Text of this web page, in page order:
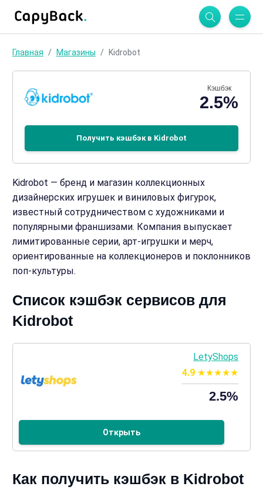
Главная Магазины Kidrobot
Кэшбэк
2.5%
Получить кэшбэк в Kidrobot
Kidrobot — бренд и магазин коллекционных
дизайнерских игрушек и виниловых фигурок,
известный сотрудничеством с художниками и
популярными франшизами. Компания выпускает
лимитированные серии, арт‑игрушки и мерч,
ориентированные на коллекционеров и поклонников
поп‑культуры.
Список кэшбэк сервисов для
Kidrobot
LetyShops
4.9
2.5%
Открыть
Как получить кэшбэк в Kidrobot